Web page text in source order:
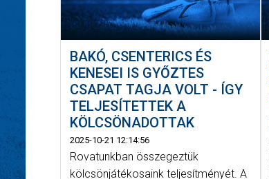
BAKÓ, CSENTERICS ÉS
KENESEI IS GYŐZTES
CSAPAT TAGJA VOLT - ÍGY
TELJESÍTETTEK A
KÖLCSÖNADOTTAK
2025-10-21 12:14:56
Rovatunkban összegeztük
kölcsönjátékosaink teljesítményét. A